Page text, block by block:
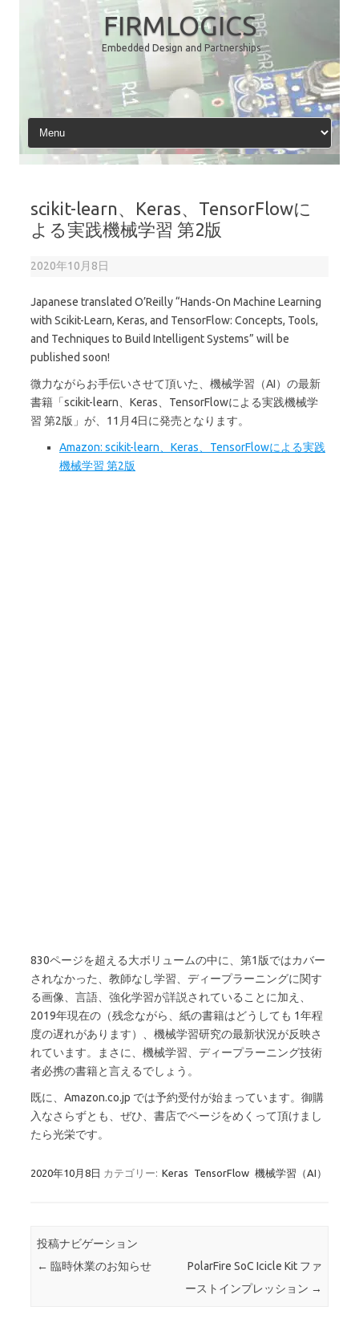
FIRMLOGICS
Embedded Design and Partnerships
scikit-learn、Keras、TensorFlowに
よる実践機械学習 第2版
2020年10月8日
Japanese translated O’Reilly “Hands-On Machine Learning
with Scikit-Learn, Keras, and TensorFlow: Concepts, Tools,
and Techniques to Build Intelligent Systems” will be
published soon!
微力ながらお手伝いさせて頂いた、機械学習（AI）の最新
書籍「scikit-learn、Keras、TensorFlowによる実践機械学
習 第2版」が、11月4日に発売となります。
Amazon: scikit-learn、Keras、TensorFlowによる実践
機械学習 第2版
830ページを超える大ボリュームの中に、第1版ではカバー
されなかった、教師なし学習、ディープラーニングに関す
る画像、言語、強化学習が詳説されていることに加え、
2019年現在の（残念ながら、紙の書籍はどうしても 1年程
度の遅れがあります）、機械学習研究の最新状況が反映さ
れています。まさに、機械学習、ディープラーニング技術
者必携の書籍と言えるでしょう。
既に、Amazon.co.jp では予約受付が始まっています。御購
入なさらずとも、ぜひ、書店でページをめくって頂けまし
たら光栄です。
2020年10月8日 カテゴリー: Keras TensorFlow 機械学習（AI）
投稿ナビゲーション
← 臨時休業のお知らせ
PolarFire SoC Icicle Kit ファ
ーストインプレッション →